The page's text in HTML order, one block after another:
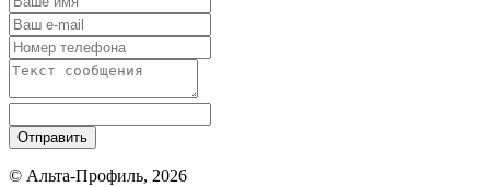
Отправить
© Альта-Профиль, 2026